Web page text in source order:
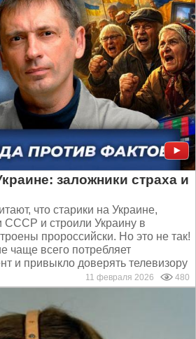
заложники страха и
что старики на Украине,
СССР и строили Украину в
пророссийски. Но это не так!
чаще всего потребляет
и привыкло доверять телевизору
11 февраля 2026 480